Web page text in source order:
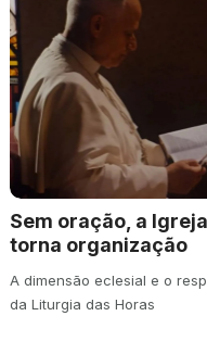
Sem oração, a
torna organização
A dimensão eclesial e o
da Liturgia das Horas